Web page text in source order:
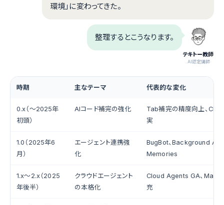
環境」に変わってきた。
テキトー教師
.AI認定講師
整理するとこうなります。
時期 主なテーマ 代表的な変化
0.x（〜2025年
初頭）
AIコード補完の強化
Tab補完の精度向上、
実
1.0（2025年6
月）
エージェント連携強
化
BugBot、Background
Memories
1.x〜2.x（2025
年後半）
クラウドエージェント
の本格化
Cloud Agents GA、
充